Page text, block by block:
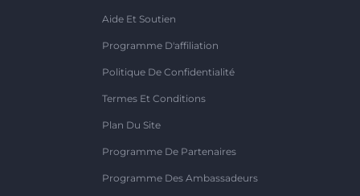
Aide Et Soutien
Programme D'affiliation
Politique De Confidentialité
Termes Et Conditions
Plan Du Site
Programme De Partenaires
Programme Des Ambassadeurs